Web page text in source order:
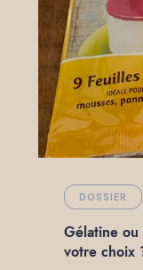
DOSSIER
Gélatine
votre choix